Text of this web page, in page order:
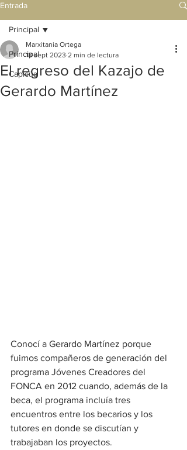
Entrada
Principal
Capicúa
Principal
El regreso del Kazajo de
Gerardo Martínez
Marxitania Ortega
18 sept 2023 2 min de lectura
Conocí a Gerardo Martínez porque
fuimos compañeros de generación del
programa Jóvenes Creadores del
FONCA en 2012 cuando, además de la
beca, el programa incluía tres
encuentros entre los becarios y los
tutores en donde se discutían y
trabajaban los proyectos.